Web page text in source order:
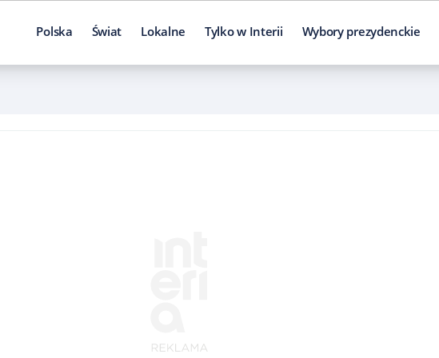
Polska Świat Lokalne Tylko w Interii Wybory prezydenckie